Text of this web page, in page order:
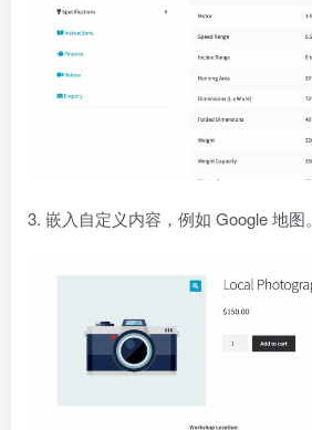
3. 嵌入自定义内容，例如 Google 地图。